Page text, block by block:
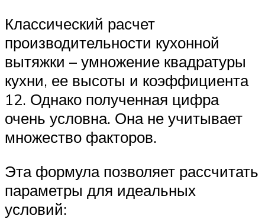
Классический расчет
производительности кухонной
вытяжки – умножение квадратуры
кухни, ее высоты и коэффициента
12. Однако полученная цифра
очень условна. Она не учитывает
множество факторов.
Эта формула позволяет рассчитать
параметры для идеальных
условий: